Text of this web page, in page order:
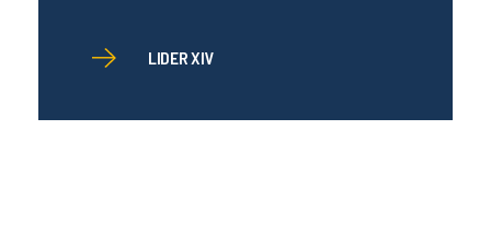
LIDER XIV